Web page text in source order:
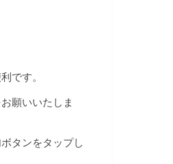
です。
願いいたしま
タンをタップし